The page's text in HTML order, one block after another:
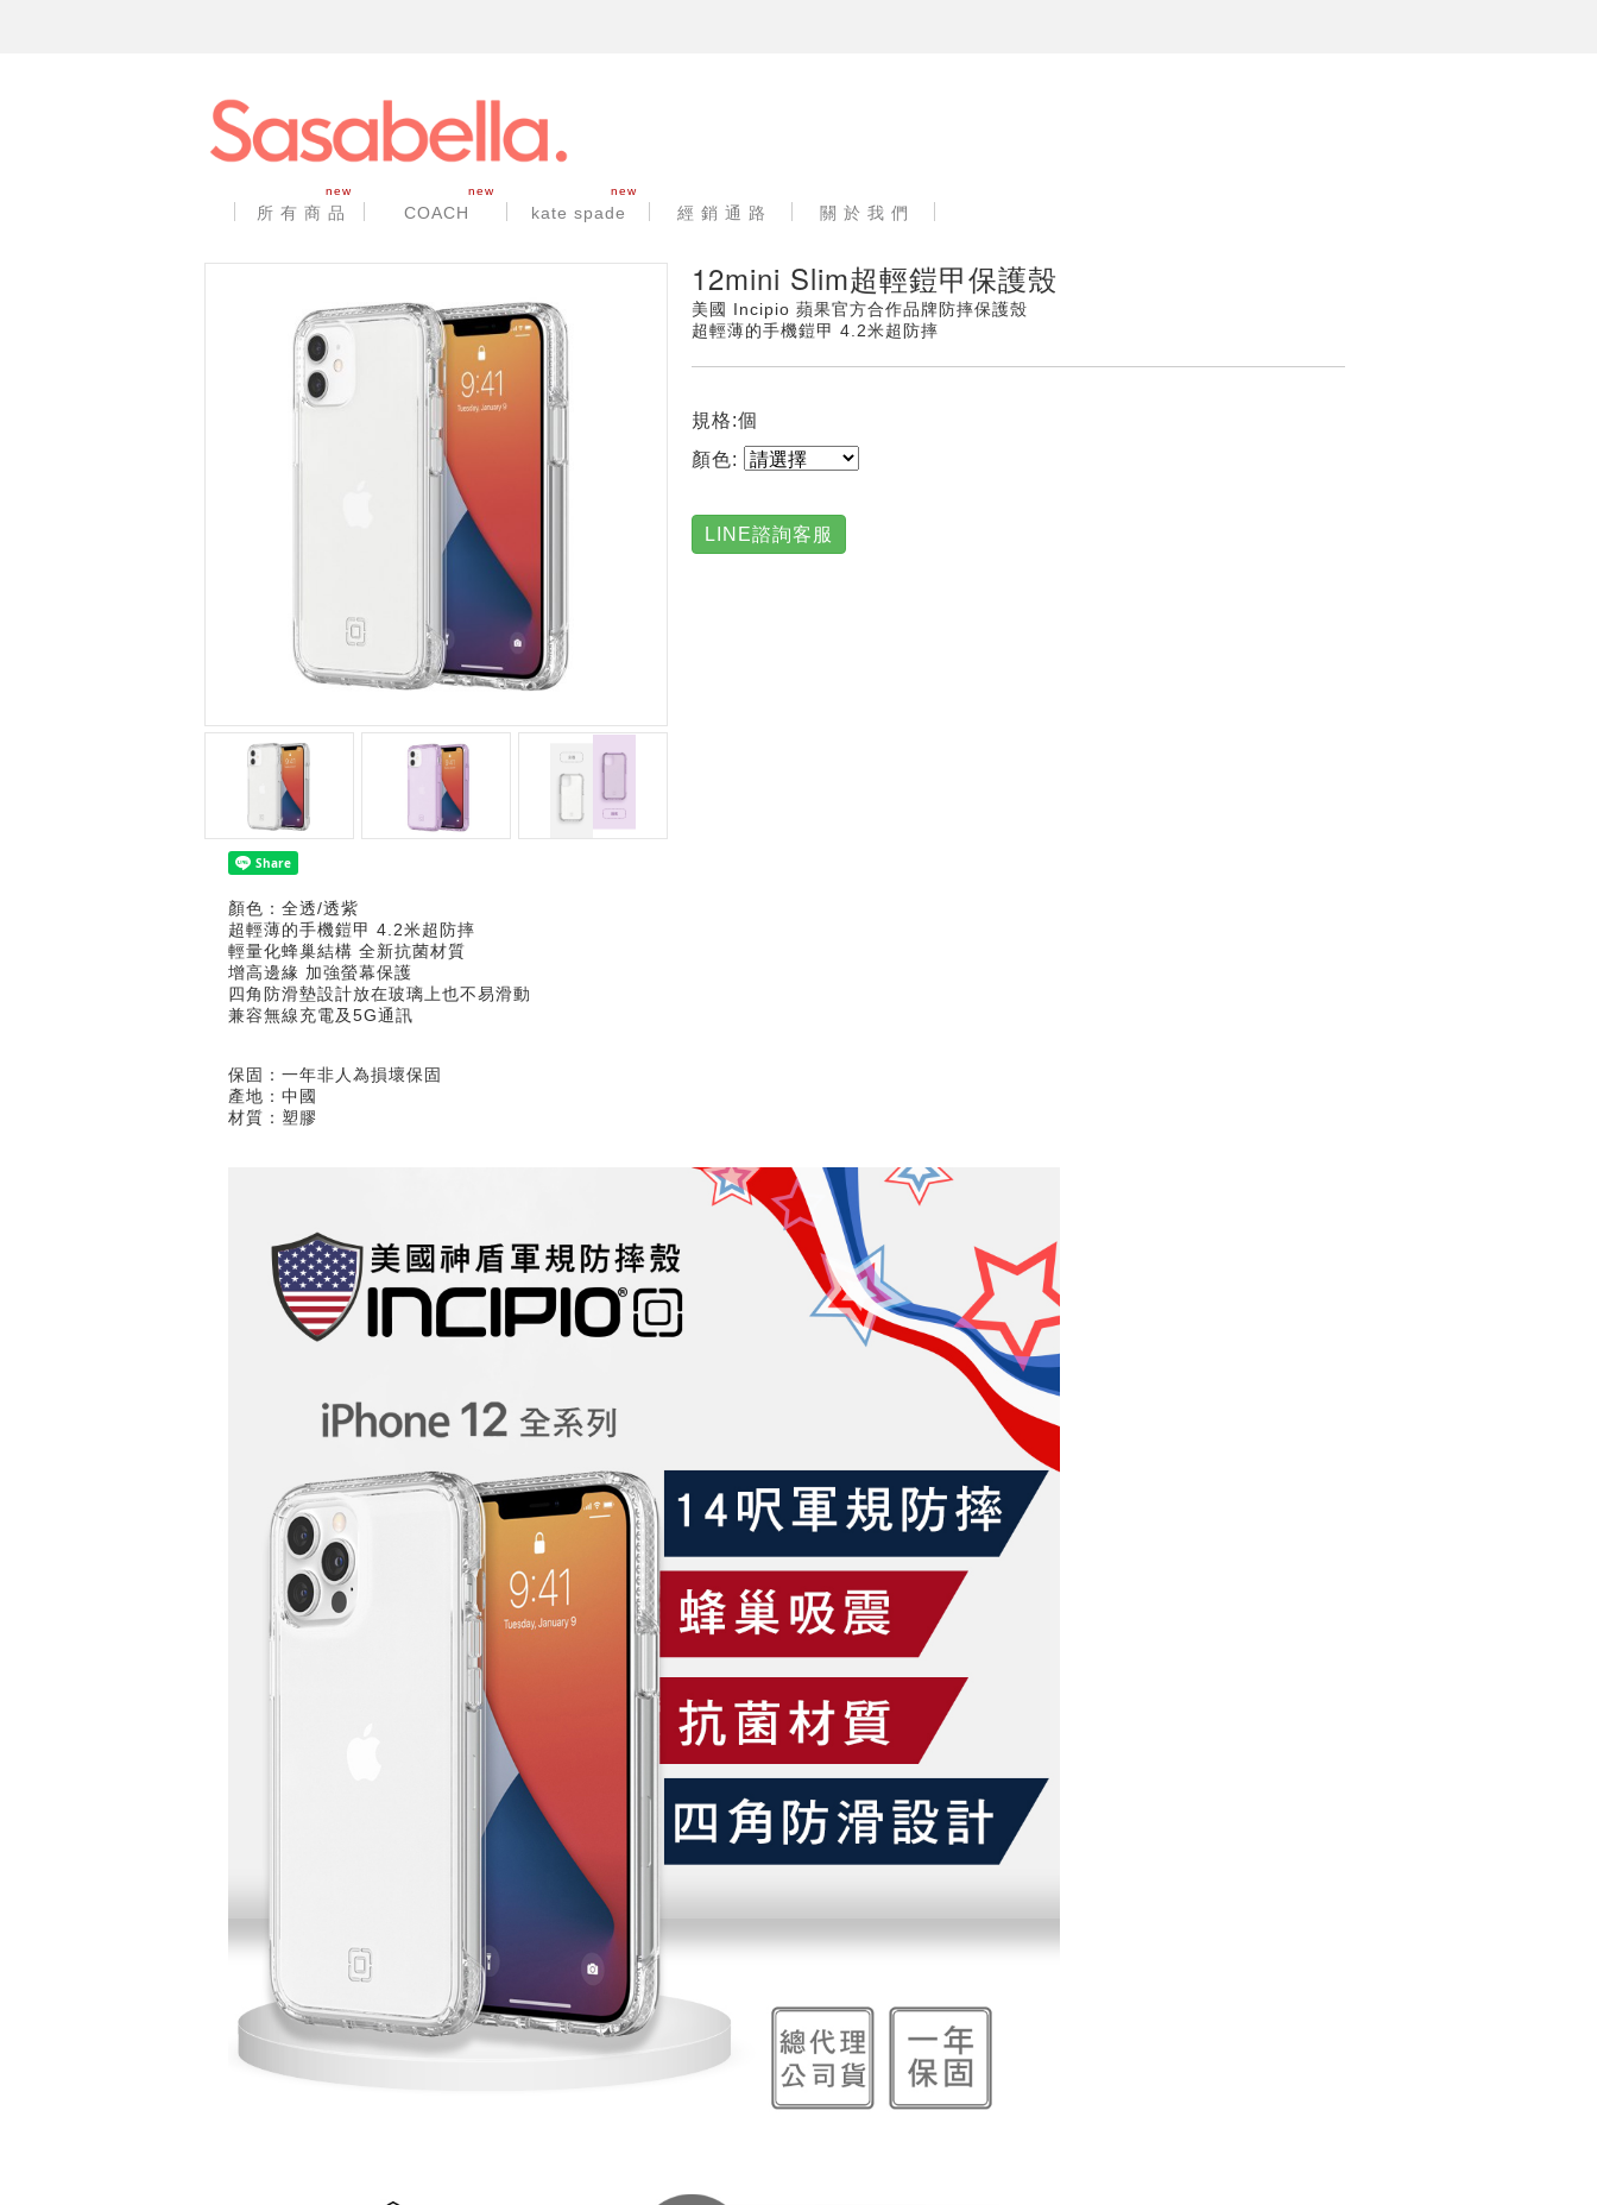
new
所 有 商 品
new
COACH
new
kate spade 經 銷 通 路 關 於 我 們
12mini Slim超輕鎧甲保護殼
美國 Incipio 蘋果官方合作品牌防摔保護殼
超輕薄的手機鎧甲 4.2米超防摔
規格:個
顏色:
LINE諮詢客服
顏色：全透/透紫
超輕薄的手機鎧甲 4.2米超防摔
輕量化蜂巢結構 全新抗菌材質
增高邊緣 加強螢幕保護
四角防滑墊設計放在玻璃上也不易滑動
兼容無線充電及5G通訊
保固：一年非人為損壞保固
產地：中國
材質：塑膠